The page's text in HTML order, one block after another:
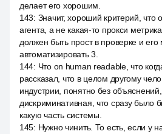
делает его хорошим.
143: Значит, хороший критерий, что
агента, а не какая-то прокси
должен быть прост в проверке и
автоматизировать 3.
144: Что on human readable, что
рассказал, что в целом другому
индустрии, понятно без объяснений,
дискриминативная, что сразу было
какую часть системы.
145: Нужно чинить. То есть, если у